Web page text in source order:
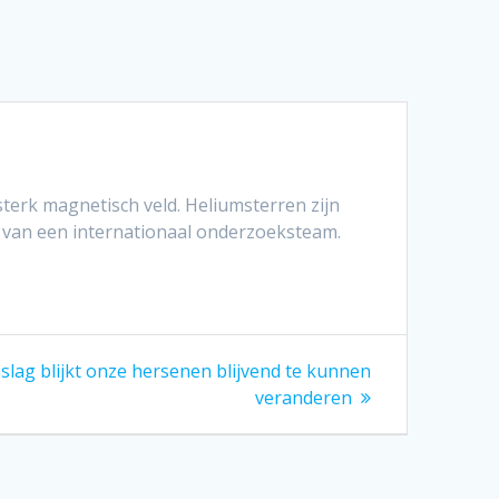
magnetisch veld. Heliumsterren zijn
een internationaal onderzoeksteam.
blijkt onze hersenen blijvend te kunnen
veranderen